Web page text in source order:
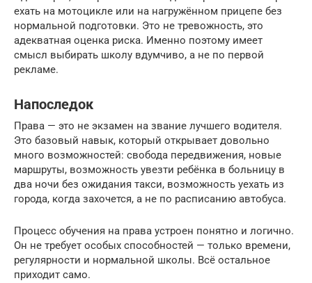
ехать на мотоцикле или на нагружённом прицепе без
нормальной подготовки. Это не тревожность, это
адекватная оценка риска. Именно поэтому имеет
смысл выбирать школу вдумчиво, а не по первой
рекламе.
Напоследок
Права — это не экзамен на звание лучшего водителя.
Это базовый навык, который открывает довольно
много возможностей: свобода передвижения, новые
маршруты, возможность увезти ребёнка в больницу в
два ночи без ожидания такси, возможность уехать из
города, когда захочется, а не по расписанию автобуса.
Процесс обучения на права устроен понятно и логично.
Он не требует особых способностей — только времени,
регулярности и нормальной школы. Всё остальное
приходит само.